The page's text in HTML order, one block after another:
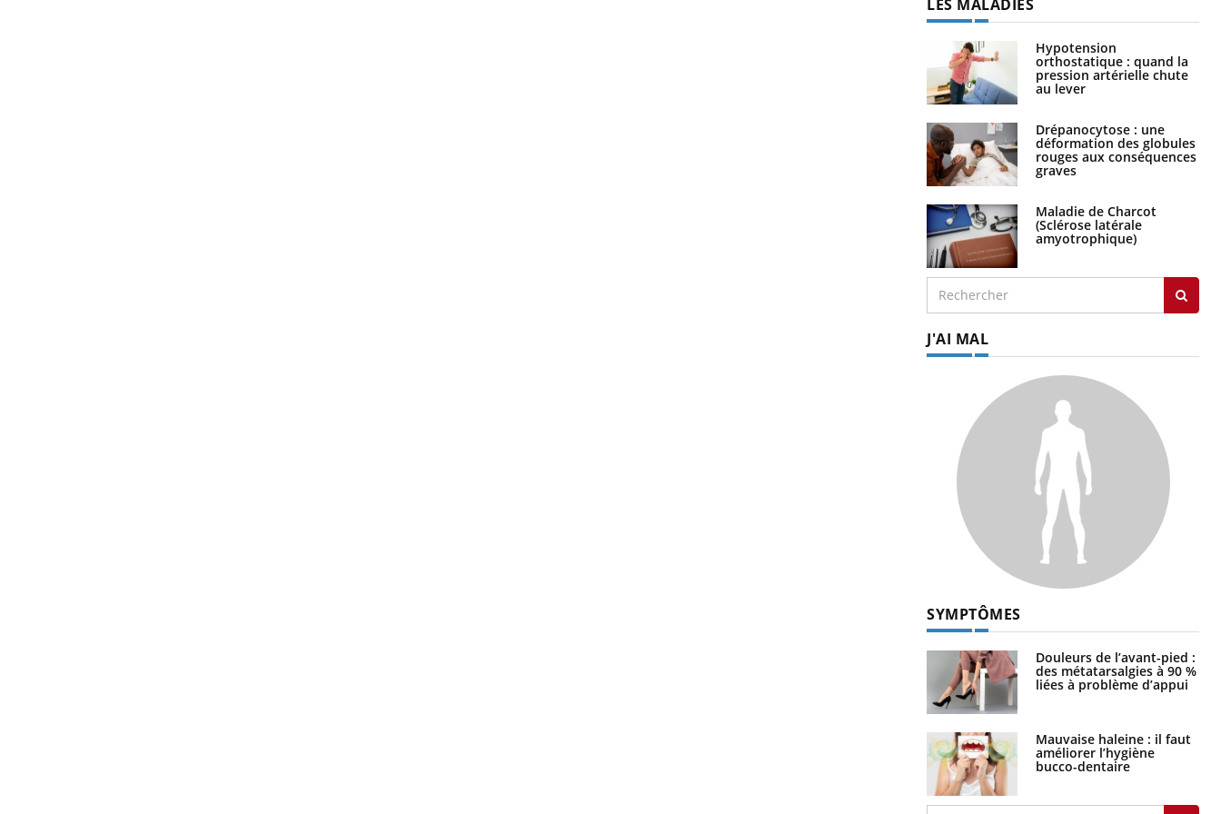
LES MALADIES
Hypotension
orthostatique : quand la
pression artérielle chute
au lever
Drépanocytose : une
déformation des globules
rouges aux conséquences
graves
Maladie de Charcot
(Sclérose latérale
amyotrophique)
J'AI MAL
SYMPTÔMES
Douleurs de l’avant-pied :
des métatarsalgies à 90 %
liées à problème d’appui
Mauvaise haleine : il faut
améliorer l’hygiène
bucco-dentaire